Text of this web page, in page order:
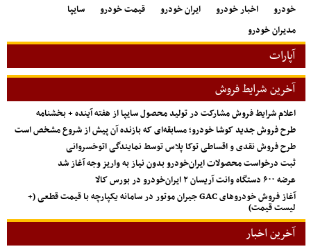
خودرو اخبار خودرو ایران خودرو قیمت خودرو
سایپا
مدیران خودرو
آپارات
آخرین شرایط فروش
اعلام شرایط فروش مشارکت در تولید محصول سایپا از هفته آینده + بخشنامه
طرح فروش جدید کوشا خودرو؛ مسابقه‌ای که بازنده آن پیش از شروع مشخص است
طرح فروش نقدی و اقساطی توکا پلاس توسط نمایندگی اتوخسروانی
ثبت درخواست محصولات ایران‌خودرو بدون نیاز به واریز وجه آغاز شد
عرضه ۶۰۰ دستگاه وانت آریسان ۲ ایران‌خودرو در بورس کالا
آغاز فروش خودروهای GAC جیران موتور در سامانه یکپارچه با قیمت قطعی (+
لیست قیمت)
آخرین اخبار